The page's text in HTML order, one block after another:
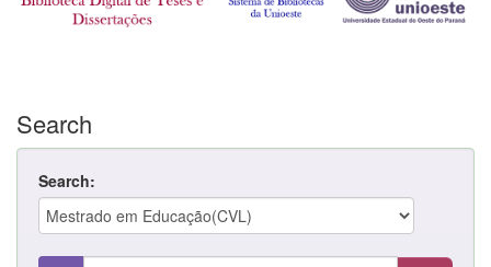
Search
Search: